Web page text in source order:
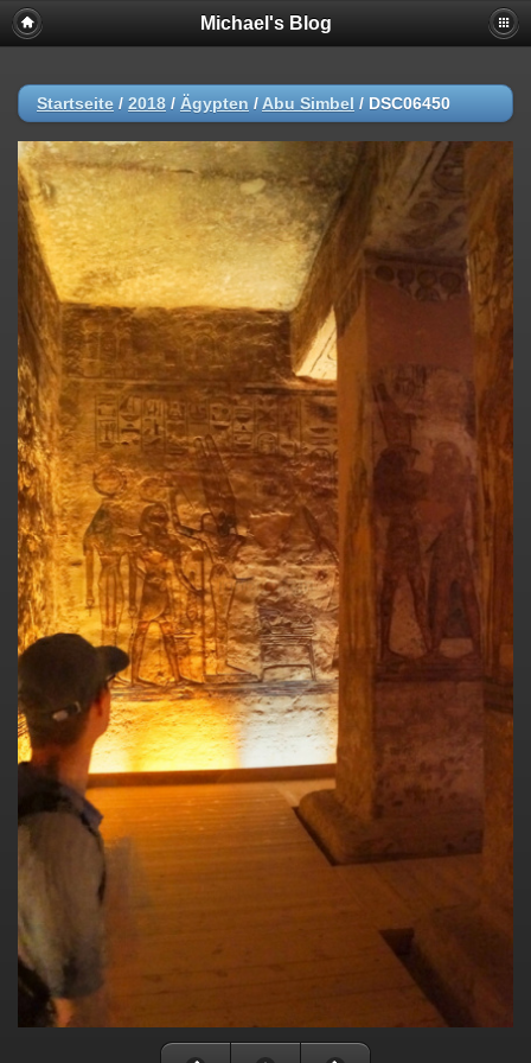
Michael's Blog
Startseite / 2018 / Ägypten / Abu Simbel / DSC06450